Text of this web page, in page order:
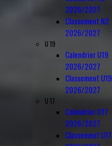
2026/2027
Classement N2
2026/2027
U 19
Calendrier U19
2026/2027
Classement U19
2026/2027
U 17
Calendrier U17
2026/2027
Classement U17